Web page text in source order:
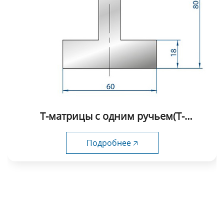
Т-матрицы с одним ручьем(Т-
Подробнее 🡥